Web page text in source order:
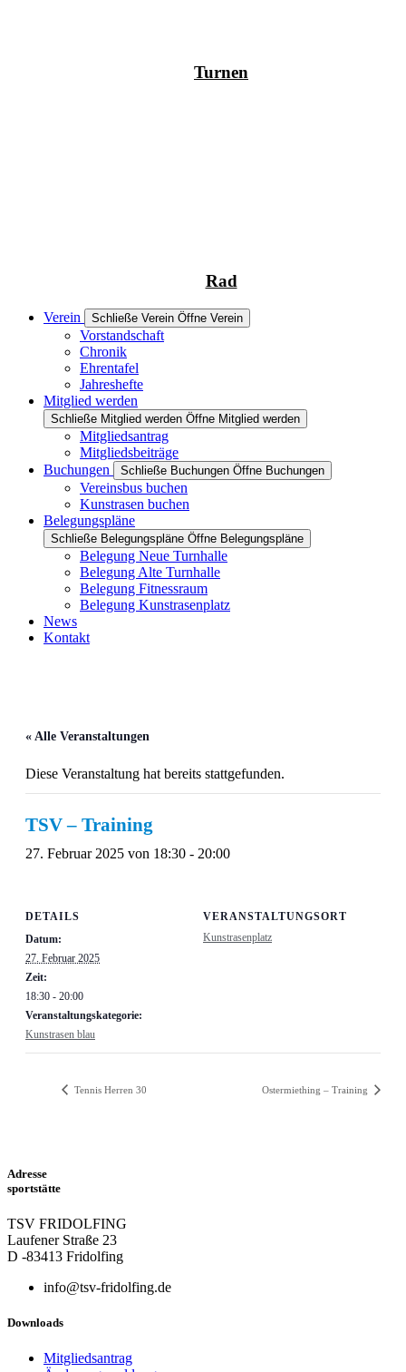
Turnen
Rad
Verein Schließe Verein Öffne Verein
Vorstandschaft
Chronik
Ehrentafel
Jahreshefte
Mitglied werden
Schließe Mitglied werden Öffne Mitglied werden
Mitgliedsantrag
Mitgliedsbeiträge
Buchungen
Schließe Buchungen Öffne Buchungen
Vereinsbus buchen
Kunstrasen buchen
Belegungspläne
Schließe Belegungspläne Öffne Belegungspläne
Belegung Neue Turnhalle
Belegung Alte Turnhalle
Belegung Fitnessraum
Belegung Kunstrasenplatz
News
Kontakt
« Alle Veranstaltungen
Diese Veranstaltung hat bereits stattgefunden.
TSV – Training
27. Februar 2025 von 18:30 - 20:00
DETAILS
Datum:
27. Februar 2025
Zeit:
18:30 - 20:00
Veranstaltungskategorie:
Kunstrasen blau
VERANSTALTUNGSORT
Kunstrasenplatz
Tennis Herren 30 Ostermiething – Training
Adresse
sportstätte
TSV FRIDOLFING
Laufener Straße 23
D -83413 Fridolfing
info@tsv-fridolfing.de
Downloads
Mitgliedsantrag